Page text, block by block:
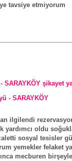
tavsiye etmiyorum
SARAYKÖY şikayet
- SARAYKÖY
ilgilendi
yardımcı oldu
sosyal tesisler
yemekler felaket
mecburen